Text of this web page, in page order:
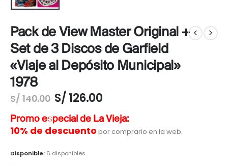
Pack de View Master Original +
Set de 3 Discos de Garfield
«Viaje al Depósito Municipal»
1978
S/140.00 S/ 126.00
Promo especial de La Vieja:
10% de descuento por comprarlo en la web.
Disponible: 6 disponibles